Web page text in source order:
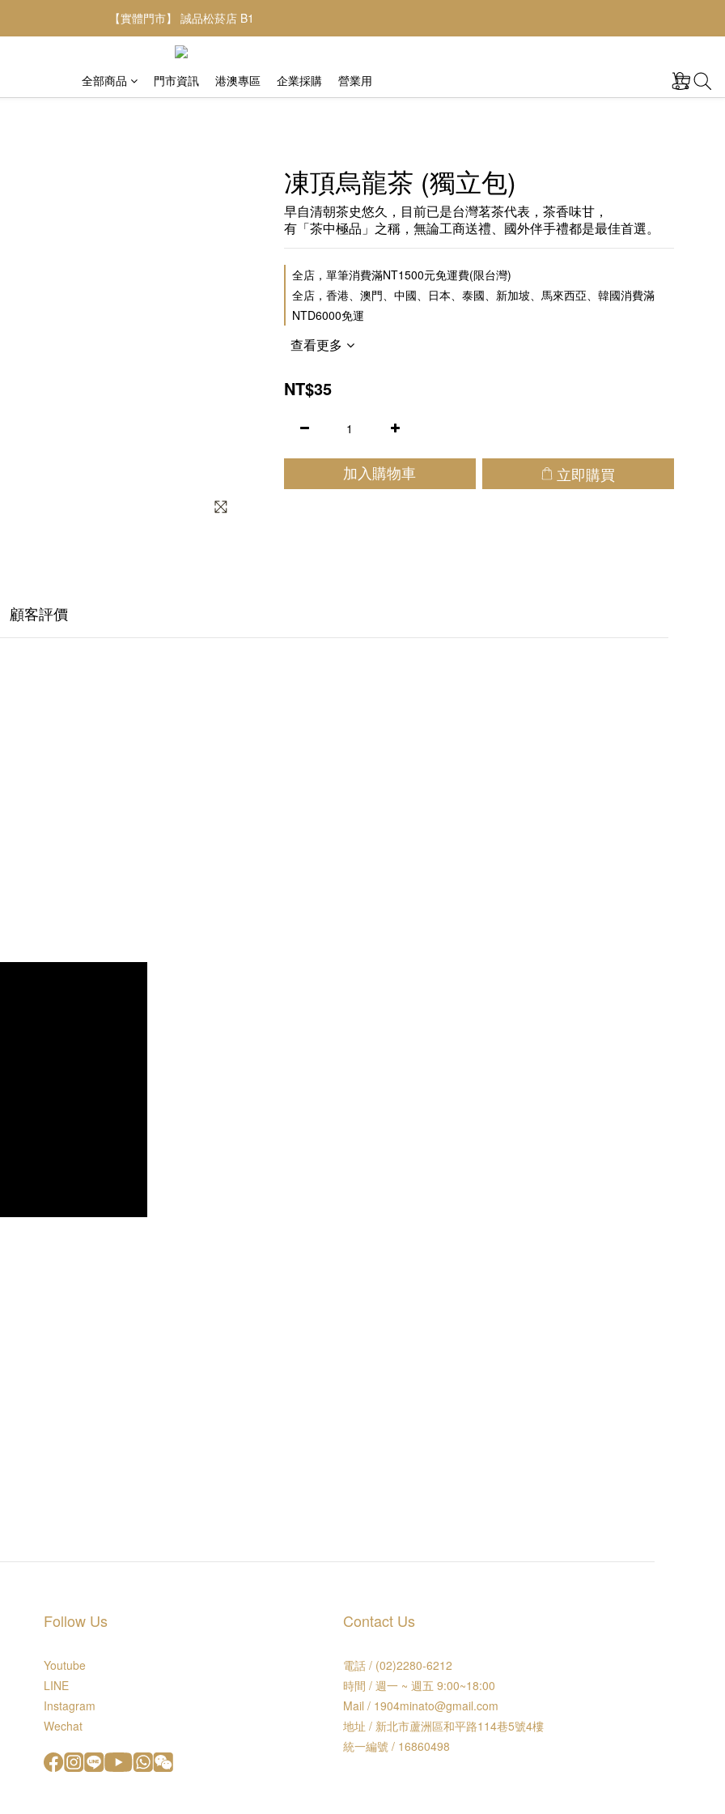
【實體門市】 誠品松菸店 B1
全部商品 門市資訊 港澳專區 企業採購 營業用
凍頂烏龍茶 (獨立包)
早自清朝茶史悠久，目前已是台灣茗茶代表，茶香味甘，
有「茶中極品」之稱，無論工商送禮、國外伴手禮都是最佳首選。
全店，單筆消費滿NT1500元免運費(限台灣)
全店，香港、澳門、中國、日本、泰國、新加坡、馬來西亞、韓國消費滿
NTD6000免運
查看更多
NT$35
加入購物車 立即購買
顧客評價
Follow Us
Youtube
LINE
Instagram
Wechat
Contact Us
電話 / (02)2280-6212
時間 / 週一 ~ 週五 9:00~18:00
Mail / 1904minato@gmail.com
地址 / 新北市蘆洲區和平路114巷5號4樓
統一編號 / 16860498